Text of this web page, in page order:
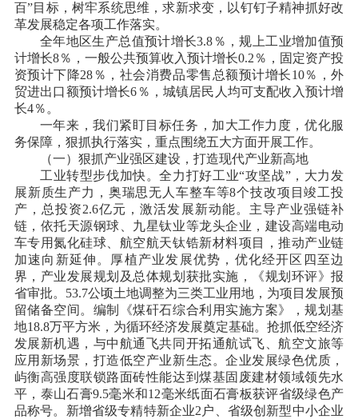
百”目标，树牢系统思维，求新求变，以钉钉子精神抓好改
革发展稳定各项工作落实。
全年地区生产总值预计增长3.8％，规上工业增加值预
计增长8％，一般公共预算收入预计增长0.2％，固定资产投
资预计下降28％，社会消费品零售总额预计增长10％，外
贸进出口额预计增长6％，城镇居民人均可支配收入预计增
长4％。
一年来，我们紧盯目标任务，加大工作力度，优化服
务保障，狠抓执行落实，重点围绕五大方面开展工作。
（一）狠抓产业强区建设，打造现代产业新高地
工业转型步伐加快。全力打好工业“攻坚战”，大力发
展新质生产力，奥瑞思无人车整车等8个技改项目竣工投
产，总投资2.6亿元，激活发展新动能。主导产业强链补
链，依托天源钢球、九星钛业等龙头企业，建设高端电动
车专用氮化硅球、航空航天钛锆新材料项目，推动产业链
加速向新延伸。厚植产业发展优势，优化经开区四至边
界，产业发展规划及总体规划获批实施，《规划环评》报
省审批。53.7公顷土地调整为三类工业用地，为项目发展预
留储备空间。编制《煤矸石综合利用实施方案》，规划基
地18.8万平方米，为循环经济发展奠定基础。抢抓低空经济
发展新机遇，与中航通飞共同开拓通航试飞、航空文旅等
应用新场景，打造低空产业新生态。企业发展绿色优质，
屿衡高强度联锁路面砖性能达到煤基固废建材领域领先水
平，泰山石膏9.5毫米和12毫米纸面石膏板获评省级绿色产
品称号。新增省级专精特新企业2户、省级创新型中小企业